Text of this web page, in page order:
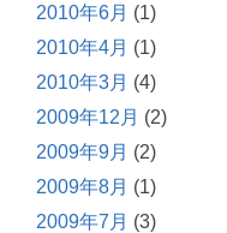
2010年6月 (1)
2010年4月 (1)
2010年3月 (4)
2009年12月 (2)
2009年9月 (2)
2009年8月 (1)
2009年7月 (3)